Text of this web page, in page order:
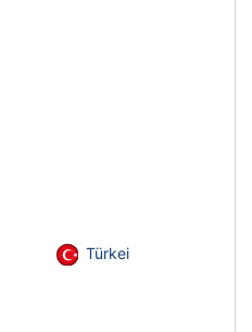
Türkei